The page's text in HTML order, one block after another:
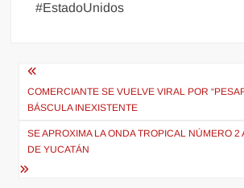
#EstadoUnidos
Navegación
de
entradas
COMERCIANTE SE VUELVE VIRAL POR
BÁSCULA INEXISTENTE
SE APROXIMA LA ONDA TROPICAL NÚMERO 2
DE YUCATÁN